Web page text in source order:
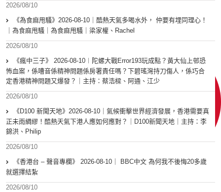
2026/08/10
《為食麻甩騷》2026-08-10｜酷熱天氣多喝水外， 仲要有埋同理心！
｜為食麻甩騷｜為食麻甩騷｜梁家權、Rachel
2026/08/10
《瘋中三子》 2026-08-10︱陀螺大戰Error193玩成點？黃大仙上邨恐
怖血案，係嘈音係精神問題係房署責任嗎？下碧瑤灣持刀傷人，係巧合
定香港精神問題又爆發？｜主持：蔡浩樑、阿通、江少
2026/08/10
《D100 新聞天地》2026-08-10｜氣候衝擊世界經濟發展，香港需要真
正未雨綢繆！酷熱天氣下港人應如何應對？｜D100新聞天地｜主持：李
錦洪、Philip
2026/08/10
《香港台 – 聲音專欄》 2026-08-10｜ BBC中文 為何我不後悔20多歲
就選擇結紮
2026/08/10